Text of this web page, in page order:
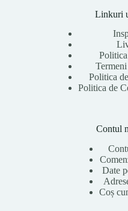
Linkuri
Politica
Politica de
Contul
Date
Coș